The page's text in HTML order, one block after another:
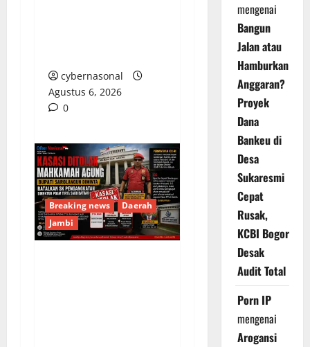
cybernasonal
Agustus 6, 2026
0
Breaking news
Daerah
Jambi
mengenai
Bangun
Jalan atau
Hamburkan
Anggaran?
Proyek
Dana
Bankeu di
Desa
Sukaresmi
Cepat
Rusak,
KCBI Bogor
Desak
Audit Total
Porn IP
mengenai
Arogansi